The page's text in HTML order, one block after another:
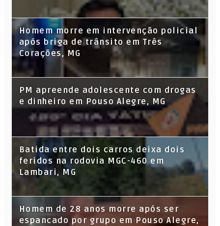
Homem morre em intervenção policial
após briga de trânsito em Três
Corações, MG
PM apreende adolescente com drogas
e dinheiro em Pouso Alegre, MG
Batida entre dois carros deixa dois
feridos na rodovia MGC-460 em
Lambari, MG
Homem de 28 anos morre após ser
espancado por grupo em Pouso Alegre,